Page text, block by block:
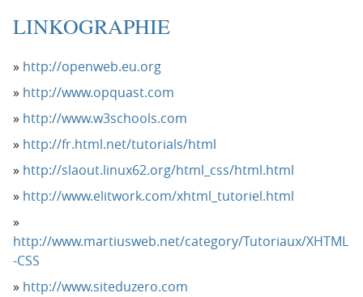
LINKOGRAPHIE
http://openweb.eu.org
http://www.opquast.com
http://www.w3schools.com
http://fr.html.net/tutorials/html
http://slaout.linux62.org/html_css/html.html
http://www.elitwork.com/xhtml_tutoriel.html
http://www.martiusweb.net/category/Tutoriaux/XHTML
-CSS
http://www.siteduzero.com